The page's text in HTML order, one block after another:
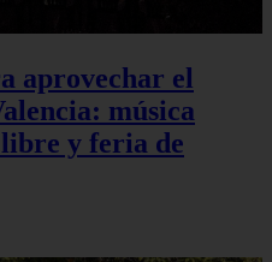
aprovechar el
música
y feria de